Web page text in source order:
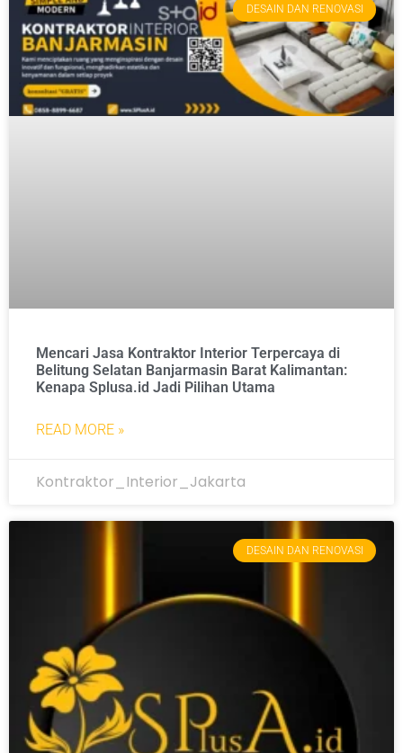
DESAIN DAN RENOVASI
Mencari Jasa Kontraktor Interior Terpercaya di
Belitung Selatan Banjarmasin Barat Kalimantan:
Kenapa Splusa.id Jadi Pilihan Utama
READ MORE »
Kontraktor_Interior_Jakarta
DESAIN DAN RENOVASI